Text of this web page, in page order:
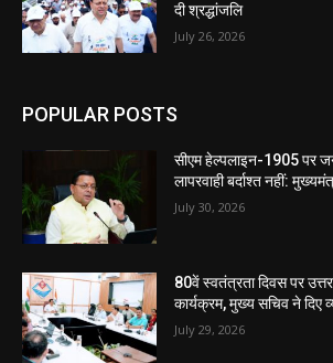
दी श्रद्धांजलि
July 26, 2026
POPULAR POSTS
सीएम हेल्पलाइन-1905 पर
लापरवाही बर्दाश्त नहीं:
July 30, 2026
80वें स्वतंत्रता दिवस पर
कार्यक्रम, मुख्य सचिव ने दिए
July 29, 2026